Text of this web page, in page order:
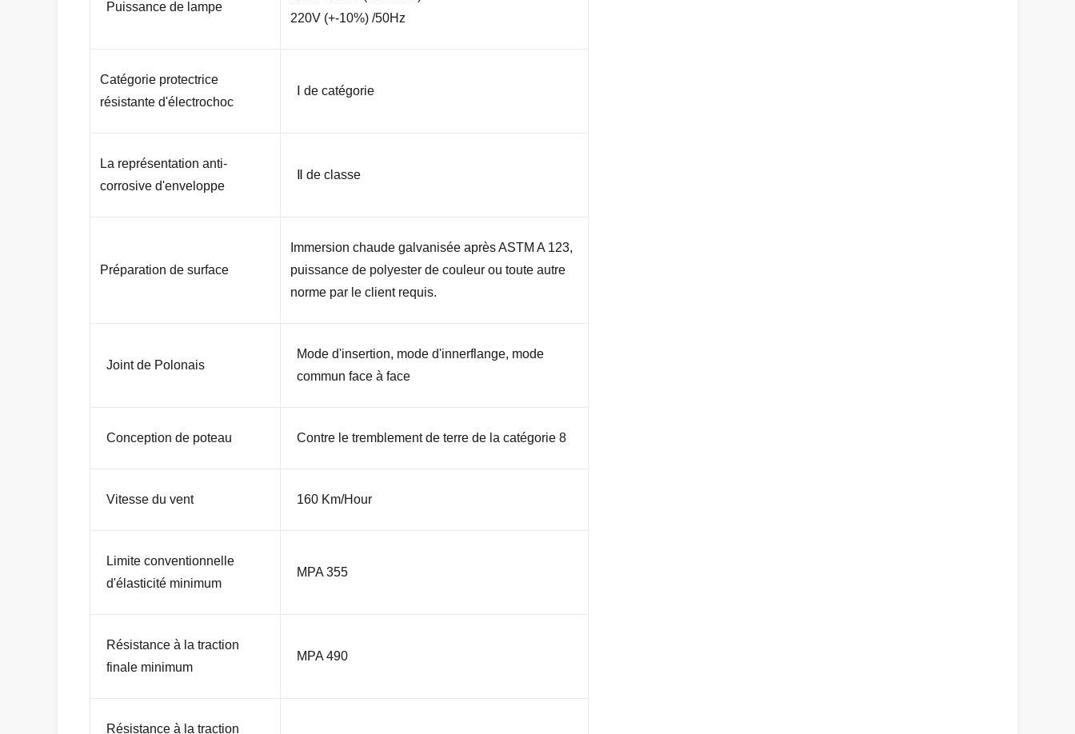
Puissance de lampe
220V (+-10%) /50Hz
Catégorie protectrice
résistante d'électrochoc
Ⅰ de catégorie
La représentation anti-
corrosive d'enveloppe
Ⅱ de classe
Préparation de surface
Immersion chaude galvanisée après ASTM A 123,
puissance de polyester de couleur ou toute autre
norme par le client requis.
Joint de Polonais
Mode d'insertion, mode d'innerflange, mode
commun face à face
Conception de poteau Contre le tremblement de terre de la catégorie 8
Vitesse du vent 160 Km/Hour
Limite conventionnelle
d'élasticité minimum
MPA 355
Résistance à la traction
finale minimum
MPA 490
Résistance à la traction